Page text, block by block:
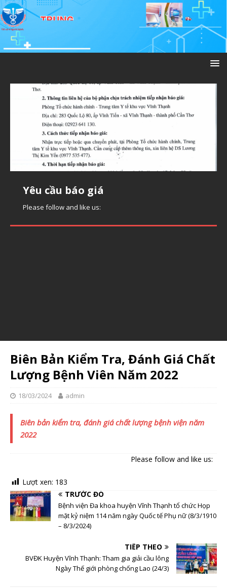
Yêu cầu báo giá
Please follow and like us:
Yêu cầu báo giá
Please follow and like us:
Yêu cầu báo giá thiết bị y tế
Please follow and like us:
Yêu cầu báo giá thuê phần mềm
Please follow and like us:
Biên Bản Kiểm Tra, Đánh Giá Chất
Lượng Bệnh Viên Năm 2022
18/03/2024 admin
Biên bản kiểm tra, đánh giá chất lượng bệnh viện năm
2022
Please follow and like us:
Lượt xen: 183
TRƯỚC ĐÓ
Bệnh viện Đa khoa huyện Vĩnh Thạnh tổ chức Họp
mặt kỷ niệm 114 năm ngày Quốc tế Phụ nữ (8/3/1910
– 8/3/2024)
TIẾP THEO
BVĐK Huyện Vĩnh Thạnh: Tham gia giải cầu lông
Ngày Thế giới phòng chống Lao (24/3)